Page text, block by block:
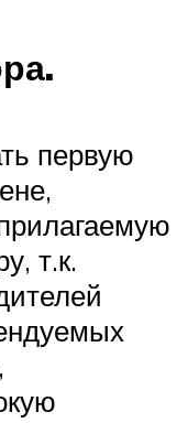
первую
т.к.